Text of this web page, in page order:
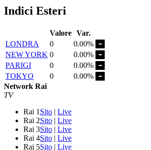
Indici Esteri
Valore Var.
LONDRA
0
0.00%
NEW YORK 0
0.00%
PARIGI
0
0.00%
TOKYO
0
0.00%
Network Rai
TV
Rai 1 Sito | Live
Rai 2Sito | Live
Rai 3Sito | Live
Rai 4Sito | Live
Rai 5Sito | Live